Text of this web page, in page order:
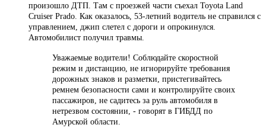
произошло ДТП. Там с проезжей части съехал Toyota Land
Cruiser Prado. Как оказалось, 53-летний водитель не справился с
управлением, джип слетел с дороги и опрокинулся.
Автомобилист получил травмы.
Уважаемые водители! Соблюдайте скоростной
режим и дистанцию, не игнорируйте требования
дорожных знаков и разметки, пристегивайтесь
ремнем безопасности сами и контролируйте своих
пассажиров, не садитесь за руль автомобиля в
нетрезвом состоянии, - говорят в ГИБДД по
Амурской области.